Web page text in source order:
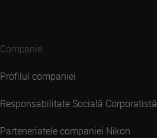
Companie
Profilul companiei
Responsabilitate Socială Corporatistă
Parteneriatele companiei Nikon